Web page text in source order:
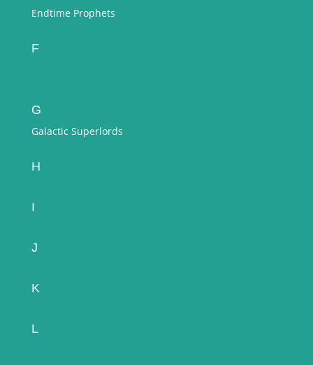
Endtime Prophets
F
G
Galactic Superlords
H
I
J
K
L